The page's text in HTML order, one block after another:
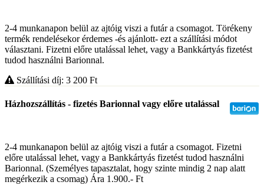
2-4 munkanapon belül az ajtóig viszi a futár a csomagot. Törékeny
termék rendelésekor érdemes -és ajánlott- ezt a szállítási módot
választani. Fizetni előre utalással lehet, vagy a Bankkártyás fizetést
tudod használni Barionnal.
Szállítási díj: 3 200 Ft
Házhozszállítás - fizetés Barionnal vagy előre utalással
2-4 munkanapon belül az ajtóig viszi a futár a csomagot. Fizetni
előre utalással lehet, vagy a Bankkártyás fizetést tudod használni
Barionnal. (Személyes tapasztalat, hogy szinte mindig 2 nap alatt
megérkezik a csomag) Ára 1.900.- Ft